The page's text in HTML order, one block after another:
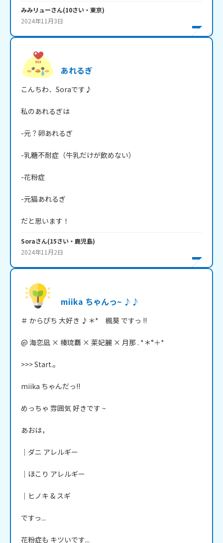
みみリューさん(10さい・ 東京)
2024年11月3日
あれるぎ
こんちわ．Soraです♪
私のあれるぎは
-元？卵あれるぎ
-乳糖不耐症（牛乳だけが飲めない）
-花粉症
-元猫あれるぎ
だと思います！
Soraさん(15さい・ 鹿児島)
2024年11月2日
miika ちゃんっ~ ♪♪
＃ からぴち 大好き ♪＊*　楓葵 ですっ !!
@ 海恋凪 × 榛琉覇 × 莱妃麗 × 月那 . *＊°＋*
>>> Start.｡
miika ちゃんだっ!!
めっちゃ 雰囲気 好きです ~
あおは，
｜ダニ アレルギー
｜ほこり アレルギー
｜ヒノキ & スギ
ですっ...
花粉症も キツいです...